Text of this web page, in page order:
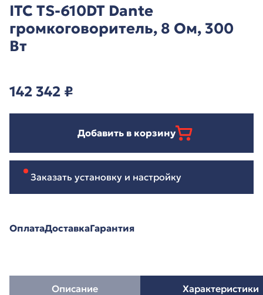
ITC TS-610DT Dante
громкоговоритель, 8 Ом, 300
Вт
142 342 ₽
Добавить в корзину
Заказать установку и настройку
ОплатаДоставкаГарантия
Описание Характеристики